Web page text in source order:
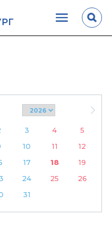
3 4
5
10 11
12
17 18
19
24 25
26
31